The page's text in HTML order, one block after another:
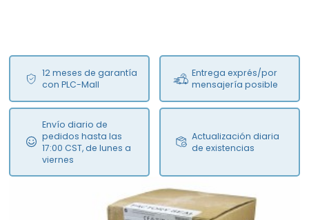
12 meses de garantía
con PLC-Mall
Entrega exprés/por
mensajería posible
Envío diario de
pedidos hasta las
17:00 CST, de lunes a
viernes
Actualización diaria
de existencias